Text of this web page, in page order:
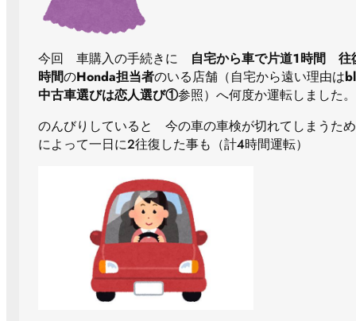
今回 車購入の手続きに 自宅から車で片道１時間
往
時間のHonda担当者のいる店舗（自宅から遠い理由は
中古車選びは恋人選び①参照）へ何度か運転しました。
のんびりしていると 今の車の車検が切れてしまうた
によって一日に２往復した事も（計４時間運転）